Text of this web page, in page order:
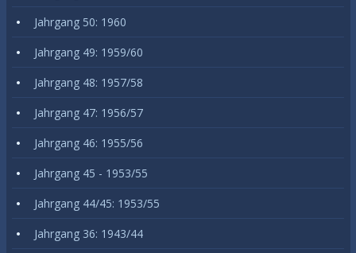
Jahrgang 50: 1960
Jahrgang 49: 1959/60
Jahrgang 48: 1957/58
Jahrgang 47: 1956/57
Jahrgang 46: 1955/56
Jahrgang 45 - 1953/55
Jahrgang 44/45: 1953/55
Jahrgang 36: 1943/44